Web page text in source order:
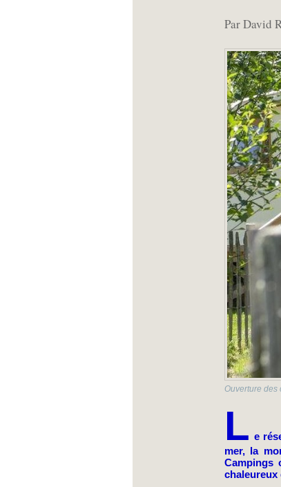
Par David
Ouverture des
L e
mer, la
Campings
chaleureux